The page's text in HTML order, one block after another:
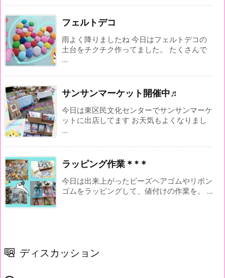
フェルトデコ
雨よく降りましたね 今日はフェルトデコの
土台をチクチク作ってました。 たくさんで
...
サンサンマーケット開催中♬
今日は東区民文化センターでサンサンマーケ
ットに出店してます お天気もよくなりまし
...
ラッピング作業＊*＊
今日は出来上がったビーズヘアゴムやリボン
ゴムをラッピングして、値付けの作業を。 ...
ディスカッション